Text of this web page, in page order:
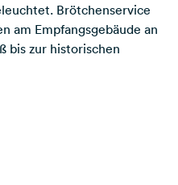
Brötchenservice
am Empfangsgebäude an
bis zur historischen